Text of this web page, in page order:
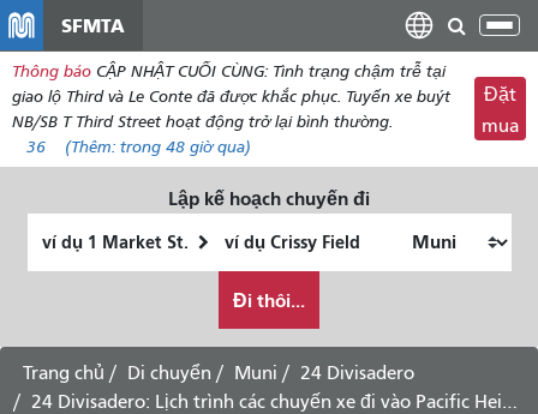
dung
SFMTA
Thông báo CẬP NHẬT CUỐI CÙNG: Tình trạng chậm trễ tại
giao lộ Third và Le Conte đã được khắc phục. Tuyến xe buýt
NB/SB T Third Street hoạt động trở lại bình thường.
36
(Thêm: trong 48 giờ qua)
Đặt
mua
Lập kế hoạch chuyến đi
thúc
muốn
đi
du
lịch
Đi thôi...
Trang chủ Di chuyển Muni
24 Divisadero
24 Divisadero: Lịch trình các chuyến xe đi vào Pacific Heights -